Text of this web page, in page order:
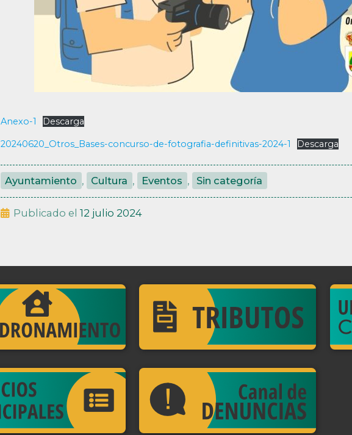
Anexo-1 Descarga
20240620_Otros_Bases-concurso-de-fotografia-definitivas-2024-1 Descarga
Ayuntamiento , Cultura , Eventos , Sin categoría
Publicado el 12 julio 2024